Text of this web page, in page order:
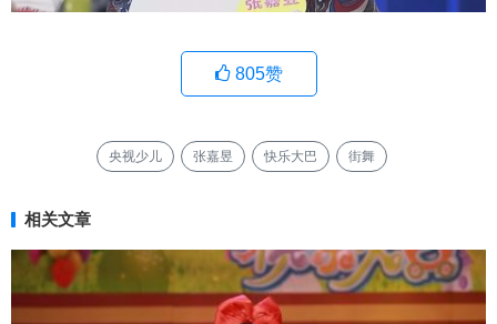
805赞
央视少儿 张嘉昱 快乐大巴 街舞
相关文章